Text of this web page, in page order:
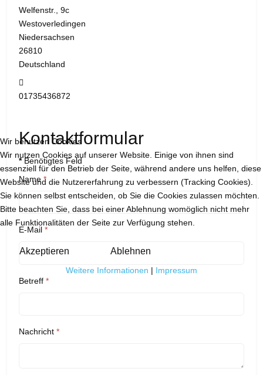
Welfenstr., 9c
Westoverledingen
Niedersachsen
26810
Deutschland
01735436872
Kontaktformular
*Benötigtes Feld
Name*
E-Mail *
Betreff *
Nachricht *
Wir benutzen Cookies
Wir nutzen Cookies auf unserer Website. Einige von ihnen sind
essenziell für den Betrieb der Seite, während andere uns helfen, diese
Website und die Nutzererfahrung zu verbessern (Tracking Cookies).
Sie können selbst entscheiden, ob Sie die Cookies zulassen möchten.
Bitte beachten Sie, dass bei einer Ablehnung womöglich nicht mehr
alle Funktionalitäten der Seite zur Verfügung stehen.
Akzeptieren Ablehnen
Weitere Informationen | Impressum